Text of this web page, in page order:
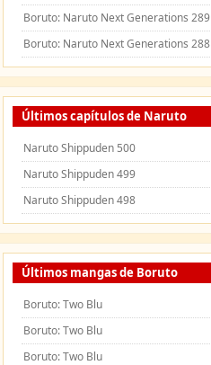
Boruto: Naruto Next Generations 289
Boruto: Naruto Next Generations 288
Últimos capítulos de Naruto
Naruto Shippuden 500
Naruto Shippuden 499
Naruto Shippuden 498
Últimos mangas de Boruto
Boruto: Two Blu
Boruto: Two Blu
Boruto: Two Blu